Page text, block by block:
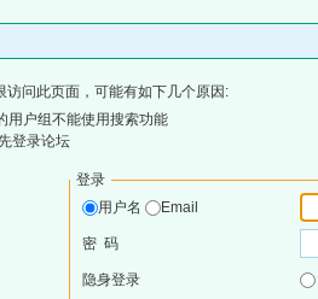
访问此页面，可能有如下几个原因:
用户组不能使用搜索功能
登录论坛
登录
用户名
Email
密 码
隐身登录